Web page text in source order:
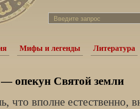
Мифы и легенды Литература
опекун Святой земли
что вполне естественно,